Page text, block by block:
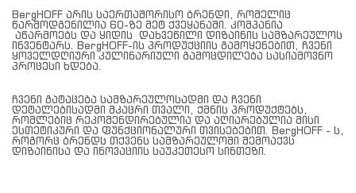
BergHOFF არის საერთაშორისო ბრენდი, რომელიც
წარმოდგენილია 60-ზე მეტ ქვეყანაში. კომპანია
აწარმოებს და ყიდის დახვეწილი დიზაინის სამზარეულოს
ინვენტარს. BergHOFF-ის პროდუქციის გამოყენებით, ჩვენი
ყოველდღიური კულინარიული გამოცდილება სასიამოვნო
პროცესი ხდება.
ჩვენი გატაცება სამზარეულოსადმი და ჩვენი
დეტალებისადმი მკაცრი თვალი, ქმნის პროდუქტებს,
რომლებიც რეკომენდირებულია და აღიარებულია მისი
ესთეტიკური და ფუნქციონალური თვისებებით. BergHOFF - ს,
როგორც ბრენდს თქვენს სამზარეულოში შემოაქვს
დიზაინისა და ინოვაციის საუკეთესო სინთეზი.